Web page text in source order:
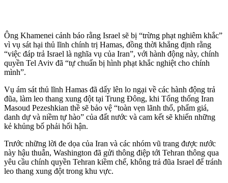
Ông Khamenei cảnh báo rằng Israel sẽ bị “trừng phạt nghiêm khắc”
vì vụ sát hại thủ lĩnh chính trị Hamas, đồng thời khẳng định rằng
“việc đáp trả Israel là nghĩa vụ của Iran”, với hành động này, chính
quyền Tel Aviv đã “tự chuẩn bị hình phạt khắc nghiệt cho chính
mình”.
Vụ ám sát thủ lĩnh Hamas đã dấy lên lo ngại về các hành động trả
đũa, làm leo thang xung đột tại Trung Đông, khi Tổng thống Iran
Masoud Pezeshkian thề sẽ bảo vệ “toàn vẹn lãnh thổ, phẩm giá,
danh dự và niềm tự hào” của đất nước và cam kết sẽ khiến những
kẻ khủ‌ng b‌ố phải hối hận.
Trước những lời đe dọa của Iran và các nhóm vũ trang được nước
này hậu thuẫn, Washington đã gửi thông điệp tới Tehran thông qua
yêu cầu chính quyền Tehran kiềm chế, không trả đũa Israel để tránh
leo thang xung đột trong khu vực.